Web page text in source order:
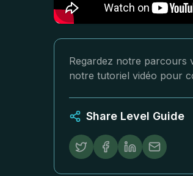
Regardez notre parcours
notre tutoriel vidéo pour
Share Level Guide